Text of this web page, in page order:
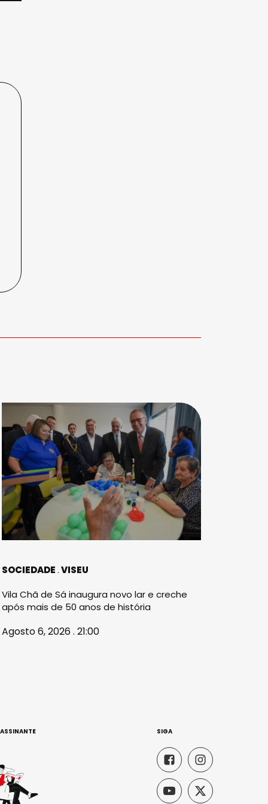
SOCIEDADE VISEU
Vila Chã de Sá inaugura novo lar e creche
após mais de 50 anos de história
Agosto 6, 2026 . 21:00
SIGA